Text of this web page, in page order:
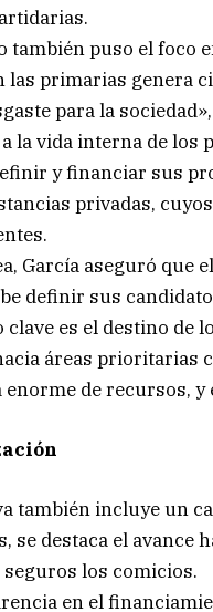
también puso el foco
las primarias genera
para la
la vida interna de los
y financiar sus
privadas,
García aseguró que
definir sus
clave es el destino de
áreas prioritarias
de recursos,
también incluye un
se destaca el avance
los comicios.
en el